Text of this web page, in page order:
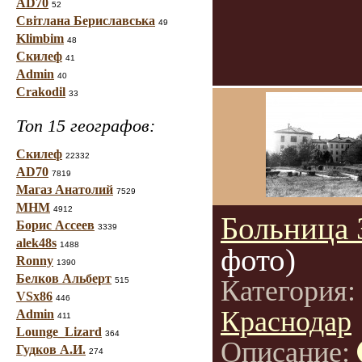
AD70 52
Світлана Бериславська 49
Klimbim 48
Скилеф 41
Admin 40
Crakodil 33
Топ 15 географов:
Скилеф 22332
AD70 7819
Магаз Анатолий 7529
МНМ 4912
Борис Ассеев 3339
alek48s 1488
Ronny 1390
Белков Альберт 515
VSx86 446
Admin 411
Lounge_Lizard 364
Гудков А.И. 274
фото)
Категория:
Краснодар
Описание: